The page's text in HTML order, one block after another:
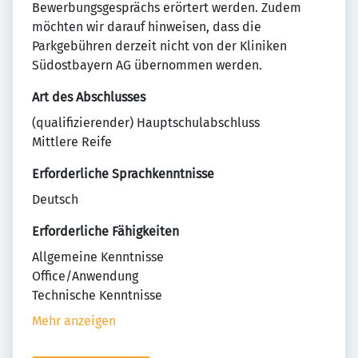
Bewerbungsgesprächs erörtert werden. Zudem
möchten wir darauf hinweisen, dass die
Parkgebühren derzeit nicht von der Kliniken
Südostbayern AG übernommen werden.
Art des Abschlusses
(qualifizierender) Hauptschulabschluss
Mittlere Reife
Erforderliche Sprachkenntnisse
Deutsch
Erforderliche Fähigkeiten
Allgemeine Kenntnisse
Office/Anwendung
Technische Kenntnisse
Mehr anzeigen